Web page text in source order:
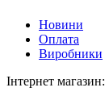
Новини
Оплата
Виробники
Інтернет магазин: